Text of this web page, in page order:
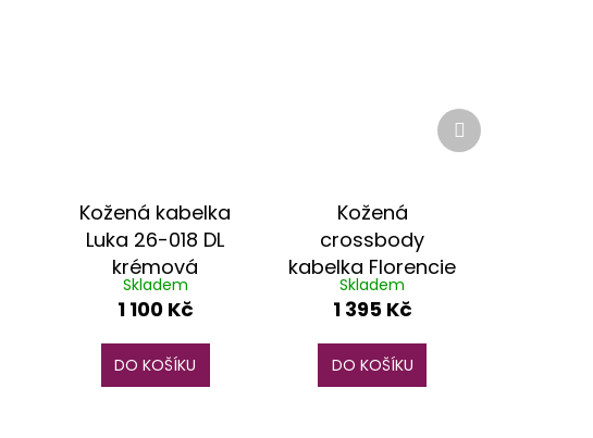
Kožená kabelka
Luka 26-018 DL
krémová
Skladem
1 100 Kč
DO KOŠÍKU
Kožená
crossbody
kabelka Florencie
5514 modrá
Skladem
1 395 Kč
DO KOŠÍKU
Další
produkt